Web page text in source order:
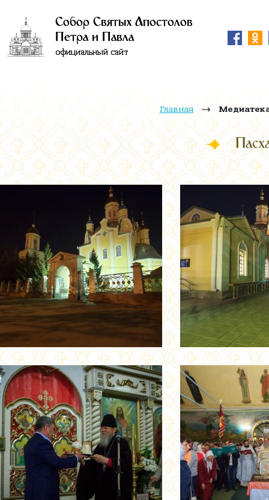
Собор Святых Апостолов
Петра и Павла
официальный сайт
Главная